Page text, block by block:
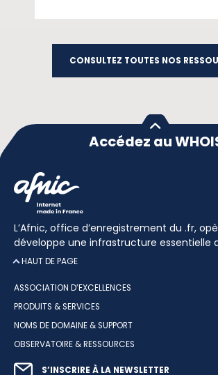
CONSULTEZ TOUTES NOS
Accédez au
L’Afnic, office d’enregistrement du .fr,
développe une infrastructure essentielle
HAUT DE PAGE
ASSOCIATION D’EXCELLENCES
PRODUITS & SERVICES
NOMS DE DOMAINE & SUPPORT
OBSERVATOIRE & RESSOURCES
S’INSCRIRE À LA NEWSLETTER